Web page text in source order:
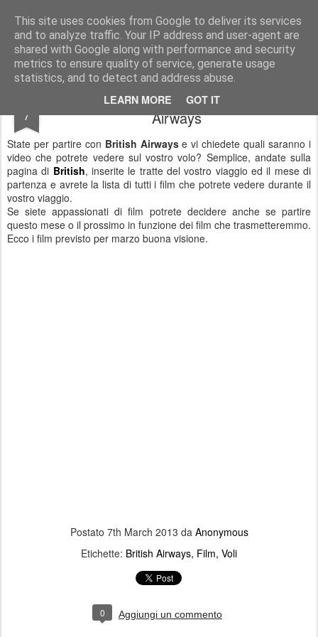
This site uses cookies from Google to deliver its services
and to analyze traffic. Your IP address and user-agent are
shared with Google along with performance and security
metrics to ensure quality of service, generate usage
statistics, and to detect and address abuse.
LEARN MORE GOT IT
Simple Crs Blog Curiosità e notizie dal mondo delle compagnie aeree
Pages
7
Programmazione film sui voli British
Airways
State per partire con British Airwayse vi chiedete quali saranno i
video che potrete vedere sul vostro volo? Semplice, andate sulla
pagina di British, inserite le tratte del vostro viaggio ed il mese di
partenza e avrete la lista di tutti i film che potrete vedere durante il
vostro viaggio.
Se siete appassionati di film potrete decidere anche se partire
questo mese o il prossimo in funzione dei film che trasmetteremmo.
Ecco i film previsto per marzo buona visione.
Postato 7th March 2013 da Anonymous
Etichette: British Airways Film Voli
0 Aggiungi un commento